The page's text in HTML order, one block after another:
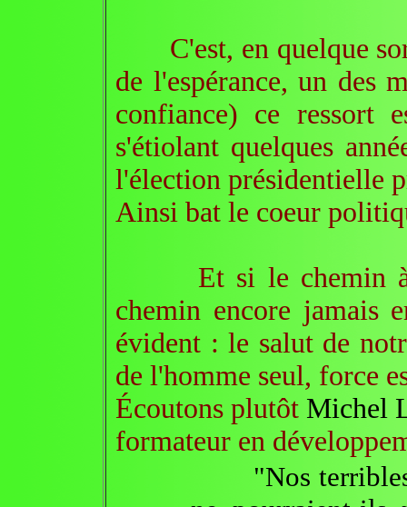
C'est, en quelque
de l'espérance, un des
confiance) ce ressort
s'étiolant quelques
l'élection présidentielle
Ainsi bat le coeur
Et si le chemin à
chemin encore jamais
évident : le salut de
de l'homme seul, force
Écoutons plutôt Michel
formateur en
"Nos terribles